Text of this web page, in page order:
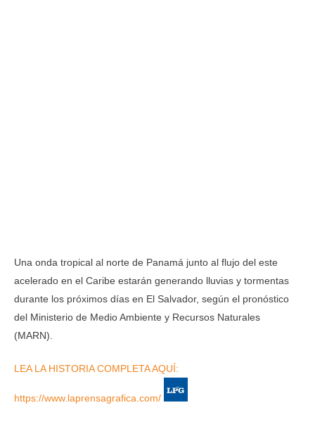
Una onda tropical al norte de Panamá junto al flujo del este
acelerado en el Caribe estarán generando lluvias y tormentas
durante los próximos días en El Salvador, según el pronóstico
del Ministerio de Medio Ambiente y Recursos Naturales
(MARN).
LEA LA HISTORIA COMPLETA AQUÍ:
https://www.laprensagrafica.com/